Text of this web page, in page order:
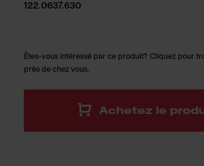
122.0637.630
Êtes-vous intéressé par ce produit? Cliquez pour
près de chez vous.
Achetez le